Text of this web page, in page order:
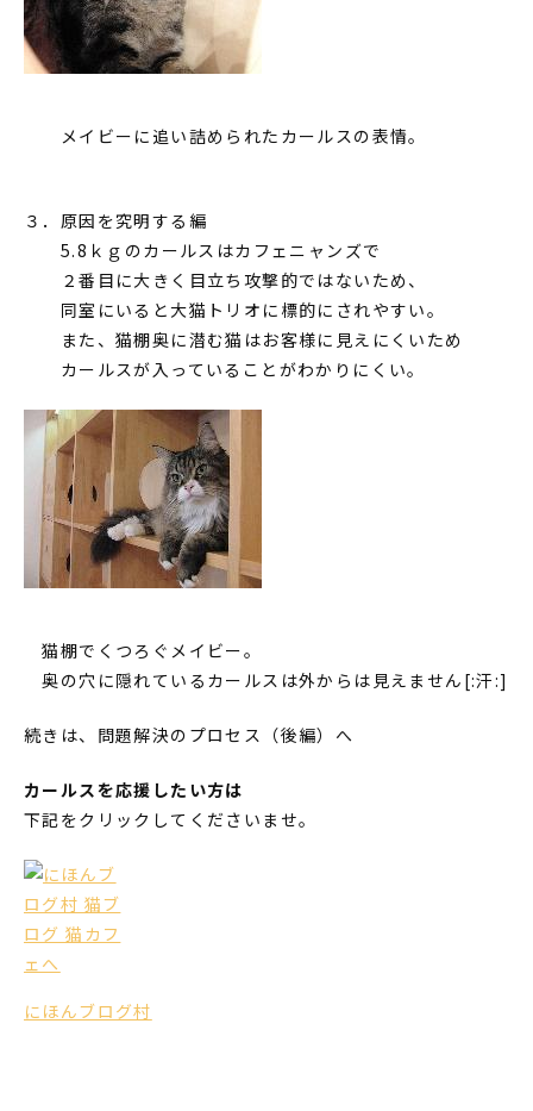
メイビーに追い詰められたカールスの表情。
３．原因を究明する編
5.8ｋｇのカールスはカフェニャンズで
２番目に大きく目立ち攻撃的ではないため、
同室にいると大猫トリオに標的にされやすい。
また、猫棚奥に潜む猫はお客様に見えにくいため
カールスが入っていることがわかりにくい。
猫棚でくつろぐメイビー。
奥の穴に隠れているカールスは外からは見えません[:汗:]
続きは、問題解決のプロセス（後編）へ
カールスを応援したい方は
下記をクリックしてくださいませ。
にほんブログ村